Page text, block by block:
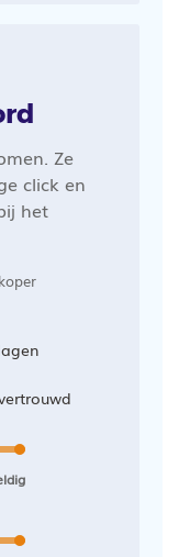
Ze
click en
het